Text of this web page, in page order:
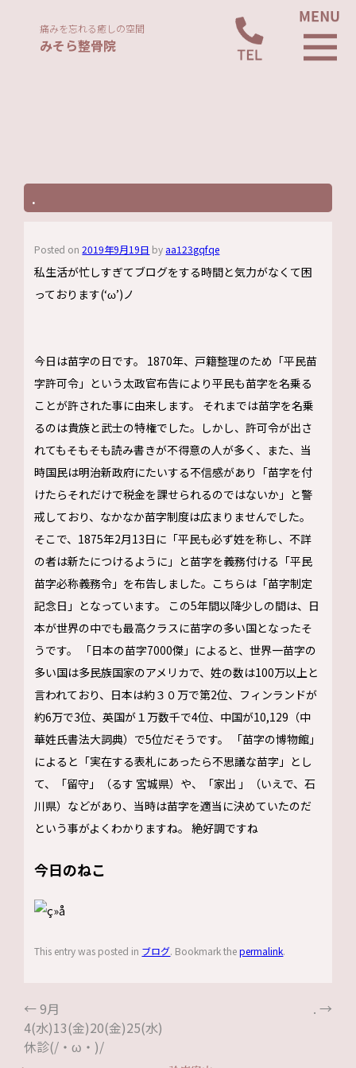
痛みを忘れる癒しの空間
みそら整骨院
.
Posted on 2019年9月19日 by aa123gqfqe
私生活が忙しすぎてブログをする時間と気力がなくて困
っております(‘ω’)ノ
今日は苗字の日です。 1870年、戸籍整理のため「平民苗
字許可令」という太政官布告により平民も苗字を名乗る
ことが許された事に由来します。 それまでは苗字を名乗
るのは貴族と武士の特権でした。しかし、許可令が出さ
れてもそもそも読み書きが不得意の人が多く、また、当
時国民は明治新政府にたいする不信感があり「苗字を付
けたらそれだけで税金を課せられるのではないか」と警
戒しており、なかなか苗字制度は広まりませんでした。
そこで、1875年2月13日に「平民も必ず姓を称し、不詳
の者は新たにつけるように」と苗字を義務付ける「平民
苗字必称義務令」を布告しました。こちらは「苗字制定
記念日」となっています。 この5年間以降少しの間は、日
本が世界の中でも最高クラスに苗字の多い国となったそ
うです。 「日本の苗字7000傑」によると、世界一苗字の
多い国は多民族国家のアメリカで、姓の数は100万以上と
言われており、日本は約３０万で第2位、フィンランドが
約6万で3位、英国が１万数千で4位、中国が10,129（中
華姓氏書法大詞典）で5位だそうです。 「苗字の博物館」
によると「実在する表札にあったら不思議な苗字」とし
て、「留守」（るす 宮城県）や、「家出 」（いえで、石
川県）などがあり、当時は苗字を適当に決めていたのだ
という事がよくわかりますね。 絶好調ですね
今日のねこ
This entry was posted in ブログ. Bookmark thepermalink.
←9月
4(水)13(金)20(金)25(水)
休診(/・ω・)/
. →